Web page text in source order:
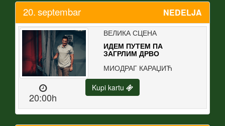
20.septembar NEDELJA
ВЕЛИКА СЦЕНА
ИДЕМ ПУТЕМ ПА
ЗАГРЛИМ ДРВО
МИОДРАГ КАРАЏИЋ
20:00h
Kupi kartu